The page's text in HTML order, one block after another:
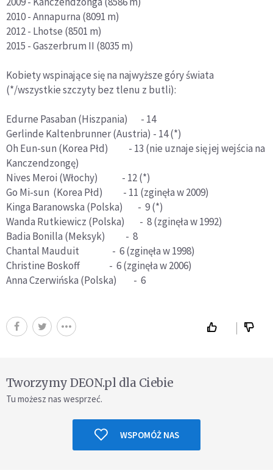
2010 - Annapurna (8091 m)
2012 - Lhotse (8501 m)
2015 - Gaszerbrum II (8035 m)
Kobiety wspinające się na najwyższe góry świata
(*/wszystkie szczyty bez tlenu z butli):
Edurne Pasaban (Hiszpania) - 14
Gerlinde Kaltenbrunner (Austria) - 14 (*)
Oh Eun-sun (Korea Płd) - 13 (nie uznaje się jej wejścia na
Kanczendzongę)
Nives Meroi (Włochy) - 12 (*)
Go Mi-sun (Korea Płd) - 11 (zginęła w 2009)
Kinga Baranowska (Polska) - 9 (*)
Wanda Rutkiewicz (Polska) - 8 (zginęła w 1992)
Badia Bonilla (Meksyk) - 8
Chantal Mauduit - 6 (zginęła w 1998)
Christine Boskoff - 6 (zginęła w 2006)
Anna Czerwińska (Polska) - 6
Tworzymy DEON.pl dla Ciebie
Tu możesz nas wesprzeć.
WSPOMÓŻ NAS